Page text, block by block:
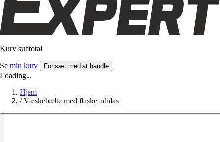
Kurv subtotal
Se min kurv Fortsæt med at handle
Loading...
Hjem
/ Væskebælte med flaske adidas